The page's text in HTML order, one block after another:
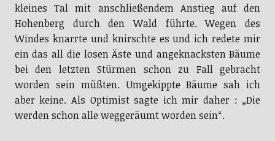
kleines Tal mit anschließendem Anstieg auf den
Hohenberg durch den Wald führte. Wegen des
Windes knarrte und knirschte es und ich redete mir
ein das all die losen Äste und angeknacksten Bäume
bei den letzten Stürmen schon zu Fall gebracht
worden sein müßten. Umgekippte Bäume sah ich
aber keine. Als Optimist sagte ich mir daher : „Die
werden schon alle weggeräumt worden sein“.